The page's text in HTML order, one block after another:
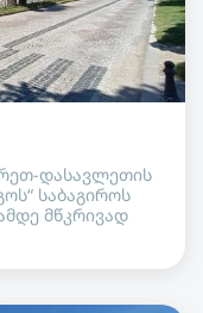
დასავლეთის
საბაგიროს
მწკრივად